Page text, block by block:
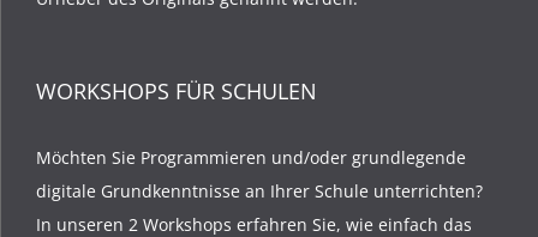
WORKSHOPS FÜR SCHULEN
Möchten Sie Programmieren und/oder grundlegende
digitale Grundkenntnisse an Ihrer Schule unterrichten?
In unseren 2 Workshops erfahren Sie, wie einfach das